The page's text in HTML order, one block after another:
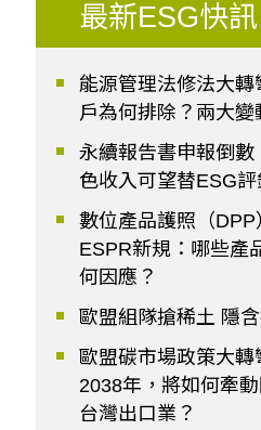
最新ESG快訊
能源管理法修法大
戶為何排除？兩大變
永續報告書申報倒
色收入可望替ESG
數位產品護照（
ESPR新規：哪些產
何因應？
歐盟組隊搶稀土 隱
歐盟碳市場政策大
2038年，將如何牽
台灣出口業？